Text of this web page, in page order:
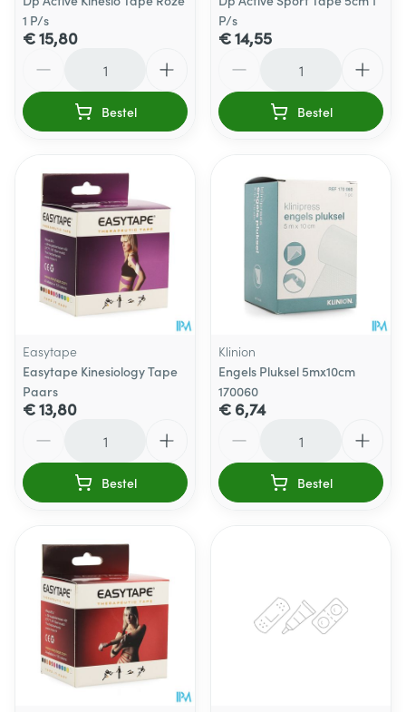
1 P/s
€ 15,80
Bestel
P/s
€ 14,55
Bestel
Easytape
Easytape Kinesiology Tape
Paars
€ 13,80
Bestel
Klinion
Engels Pluksel 5mx10cm
170060
€ 6,74
Bestel